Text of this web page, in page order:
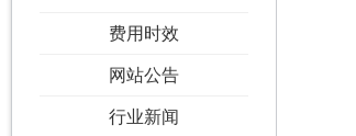
费用时效
网站公告
行业新闻